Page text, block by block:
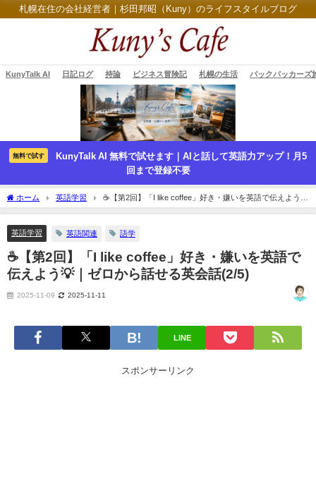
札幌在住の会社経営者｜杉田邦昭（Kuny）のライフスタイルブログ
KunyTalk AI 日記ログ 持論 ビジネス冒険記 札幌の生活 バックパッカーズ
無料で試す
KunyTalk AI 無料で試せます｜AIと話して英語力アップ！月5
回まで登録不要
ホーム 英語学習
☕【第2回】「I like coffee」好き・嫌いを英語で伝えよう💡
｜ゼロから話せる英会話(2/5)
英語学習 英語関連 語学
☕【第2回】「I like coffee」好き・嫌いを英語で
伝えよう💡｜ゼロから話せる英会話(2/5)
2025-11-09 2025-11-11
LINE
スポンサーリンク